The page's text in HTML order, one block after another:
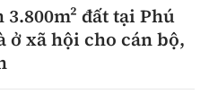
đất tại Phú
ở xã hội cho cán bộ,